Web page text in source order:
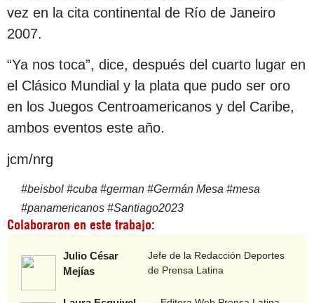
vez en la cita continental de Río de Janeiro
2007.
“Ya nos toca”, dice, después del cuarto lugar en
el Clásico Mundial y la plata que pudo ser oro
en los Juegos Centroamericanos y del Caribe,
ambos eventos este año.
jcm/nrg
#beisbol #cuba #german #Germán Mesa #mesa
#panamericanos #Santiago2023
Colaboraron en este trabajo:
Julio César
Mejías
Jefe de la Redacción Deportes
de Prensa Latina